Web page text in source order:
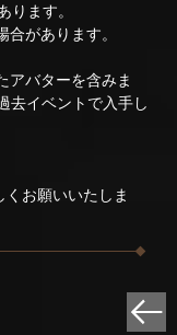
ります。
があります。
アバターを含みま
去イベントで入手し
お願いいたしま